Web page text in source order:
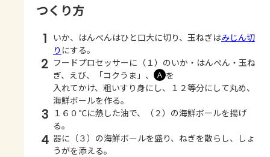
つくり方
1 いか、はんぺんはひと口大に切り、玉ねぎはみじん切
り にする。
2 フードプロセッサーに（１）のいか・はんぺん・玉ね
ぎ、えび、「コクうま」、
Ａ を
入れてかけ、粗いすり身にし、１２等分にして丸め、
海鮮ボールを作る。
3
１６０℃に熱した油で、（２）の海鮮ボールを揚げ
る。
4 器に（３）の海鮮ボールを盛り、ねぎを散らし、しょ
うがを添える。